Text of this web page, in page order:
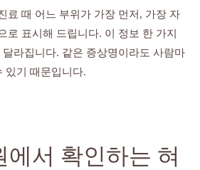
료 때 어느 부위가 가장 먼저, 가장 자
로 표시해 드립니다. 이 정보 한 가지
라집니다. 같은 증상명이라도 사람마
있기 때문입니다.
에서 확인하는 혀